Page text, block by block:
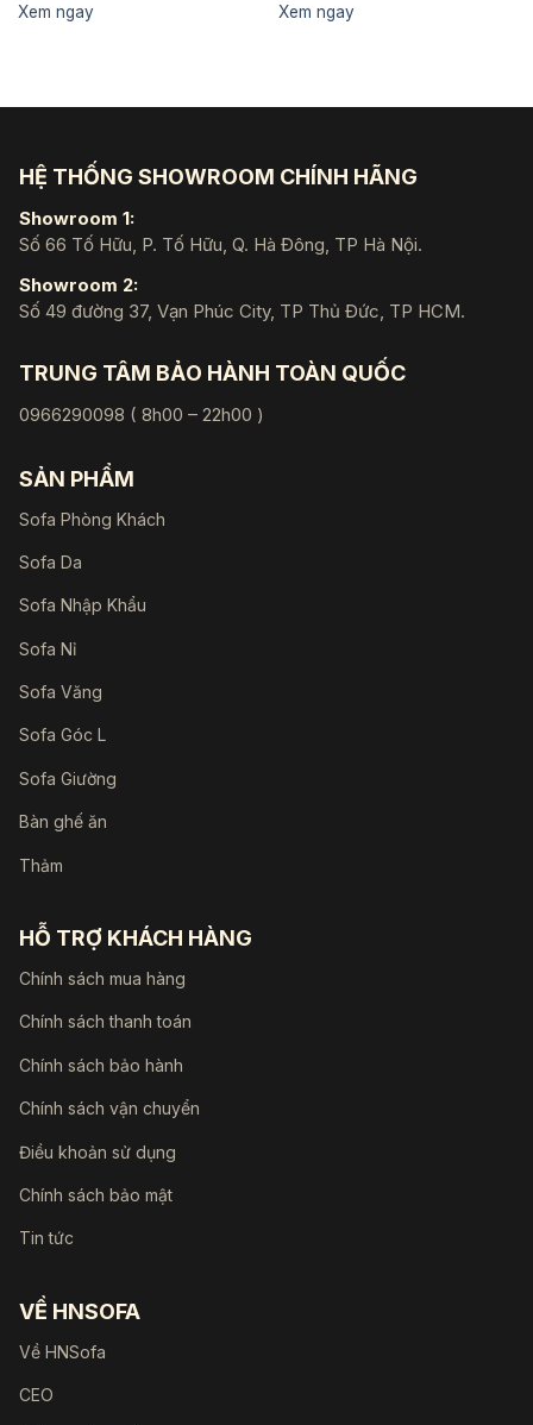
Xem ngay
Xem ngay
HỆ THỐNG SHOWROOM CHÍNH HÃNG
Showroom 1:
Số 66 Tố Hữu, P. Tố Hữu, Q. Hà Đông, TP Hà Nội.
Showroom 2:
Số 49 đường 37, Vạn Phúc City, TP Thủ Đức, TP HCM.
TRUNG TÂM BẢO HÀNH TOÀN QUỐC
0966290098 ( 8h00 – 22h00 )
SẢN PHẨM
Sofa Phòng Khách
Sofa Da
Sofa Nhập Khẩu
Sofa Nỉ
Sofa Văng
Sofa Góc L
Sofa Giường
Bàn ghế ăn
Thảm
HỖ TRỢ KHÁCH HÀNG
Chính sách mua hàng
Chính sách thanh toán
Chính sách bảo hành
Chính sách vận chuyển
Điều khoản sử dụng
Chính sách bảo mật
Tin tức
VỀ HNSOFA
Về HNSofa
CEO